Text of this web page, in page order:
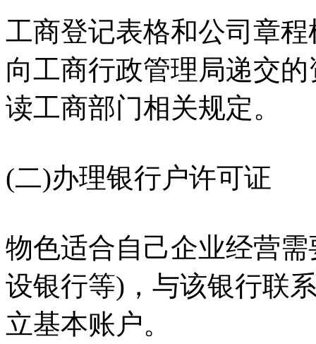
工商登记表格和公司章
向工商行政管理局递交
读工商部门相关规定。
(二)办理银行户许可证
物色适合自己企业经营
设银行等)，与该银行联
立基本账户。